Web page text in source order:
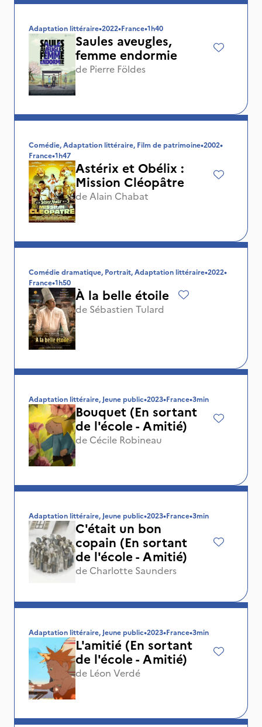
Adaptation littéraire•2022•France•1h40
Saules aveugles,
femme endormie
de Pierre Földes
Comédie, Adaptation littéraire, Film de patrimoine•2002•
France•1h47
Astérix et Obélix :
Mission Cléopâtre
de Alain Chabat
Comédie dramatique, Portrait, Adaptation littéraire•2022•
France•1h50
À la belle étoile
de Sébastien Tulard
Adaptation littéraire, Jeune public•2023•France•3min
Bouquet (En sortant
de l'école - Amitié)
de Cécile Robineau
Adaptation littéraire, Jeune public•2023•France•3min
C'était un bon
copain (En sortant
de l'école - Amitié)
de Charlotte Saunders
Adaptation littéraire, Jeune public•2023•France•3min
L'amitié (En sortant
de l'école - Amitié)
de Léon Verdé